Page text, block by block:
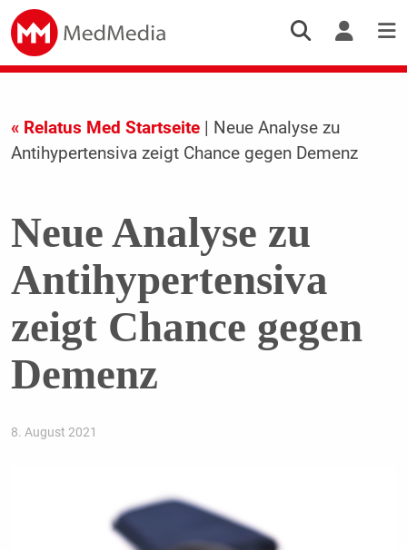
« Relatus Med Startseite| Neue Analyse zu
Antihypertensiva zeigt Chance gegen Demenz
Neue Analyse zu
Antihypertensiva
zeigt Chance gegen
Demenz
8. August 2021